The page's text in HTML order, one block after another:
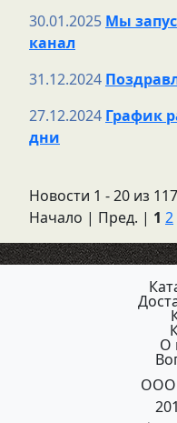
30.01.2025 Мы
канал
31.12.2024
27.12.2024 График
дни
Новости 1 - 20 из 117
Начало | Пред. | 1 2
О
ООО